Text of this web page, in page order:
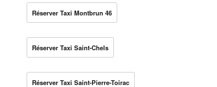
Réserver Taxi Montbrun 46
Réserver Taxi Saint-Chels
Réserver Taxi Saint-Pierre-Toirac